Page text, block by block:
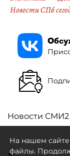
Новости СПб
Новости СМИ2
На нашем
файлы.